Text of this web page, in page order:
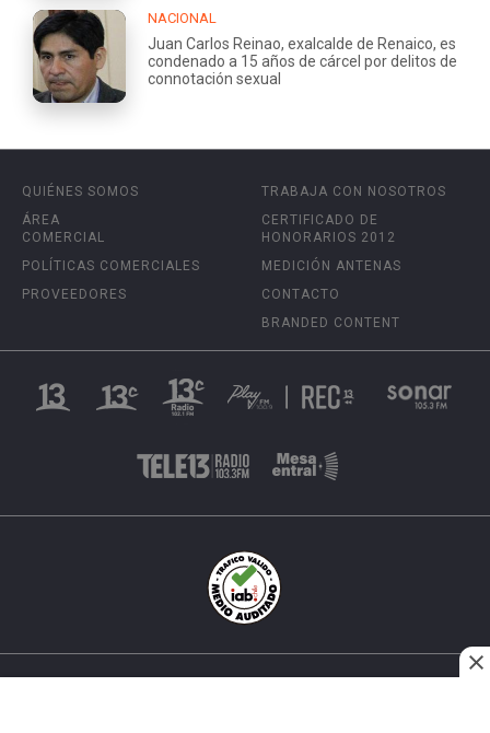
NACIONAL
Juan Carlos Reinao, exalcalde de Renaico, es
condenado a 15 años de cárcel por delitos de
connotación sexual
QUIÉNES SOMOS
ÁREA
COMERCIAL
POLÍTICAS COMERCIALES
PROVEEDORES
TRABAJA CON NOSOTROS
CERTIFICADO DE
HONORARIOS 2012
MEDICIÓN ANTENAS
CONTACTO
BRANDED CONTENT